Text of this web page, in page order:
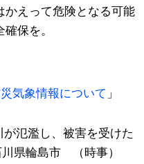
えって危険となる可能
保を。
気象情報について 」
氾濫し、被害を受けた
県輪島市 （時事）